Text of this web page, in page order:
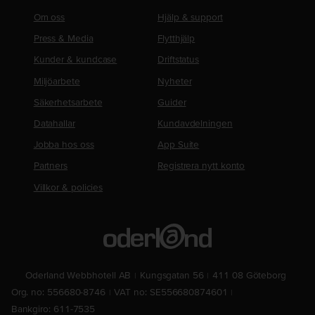
Om oss
Press & Media
Kunder & kundcase
Miljöarbete
Säkerhetsarbete
Datahallar
Jobba hos oss
Partners
Villkor & policies
Hjälp & support
Flytthjälp
Driftstatus
Nyheter
Guider
Kundavdelningen
App Suite
Registrera nytt konto
Oderland Webbhotell AB Kungsgatan 56
411 08 Göteborg
Org. no: 556680-8746
VAT no: SE556680874601
Bankgiro: 611-7535